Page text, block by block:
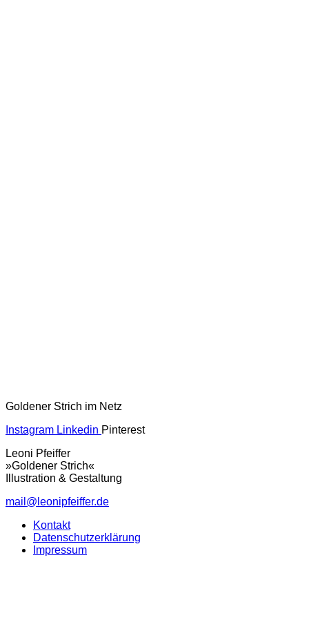
Goldener Strich im Netz
Instagram Linkedin Pinterest
Leoni Pfeiffer
»Goldener Strich«
Illustration & Gestaltung
mail@leonipfeiffer.de
Kontakt
Datenschutzerklärung
Impressum